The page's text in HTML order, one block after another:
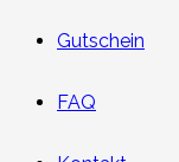
Gutschein
FAQ